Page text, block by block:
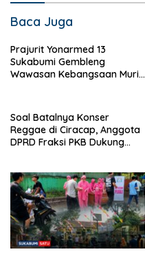
Baca Juga
Prajurit Yonarmed 13
Sukabumi Gembleng
Wawasan Kebangsaan Murid
Soal Batalnya Konser
Reggae di Ciracap, Anggota
DPRD Fraksi PKB Dukung